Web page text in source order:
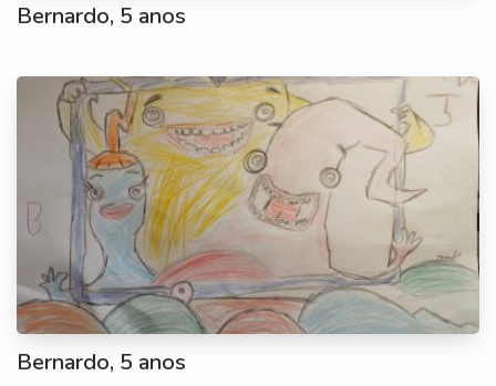
Bernardo, 5 anos
Bernardo, 5 anos